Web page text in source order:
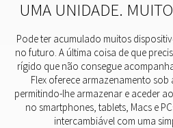
UMA UNIDADE.
Pode ter acumulado muitos
no futuro. A última coisa de que
rígido que não consegue
Flex oferece armazenamento
permitindo-lhe armazenar e aceder
no smartphones, tablets, Macs e
intercambiável com uma